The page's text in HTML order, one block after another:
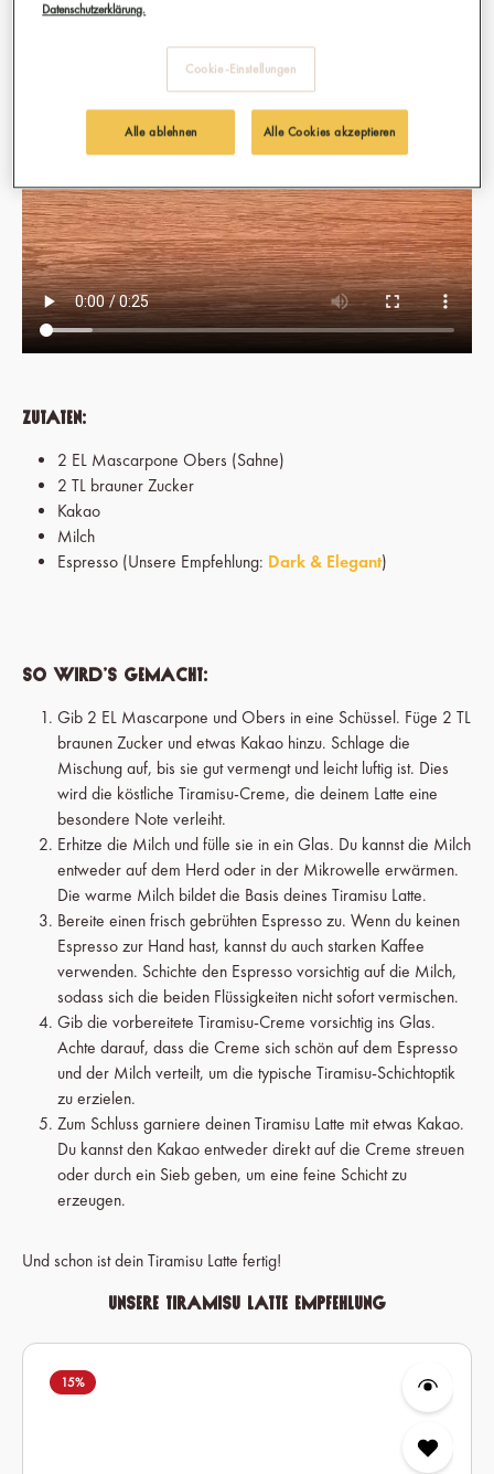
Zutaten:
2 EL Mascarpone Obers (Sahne)
2 TL brauner Zucker
Kakao
Milch
Espresso (Unsere Empfehlung: Dark & Elegant)
So wird’s gemacht:
Gib 2 EL Mascarpone und Obers in eine Schüssel. Füge 2 TL
braunen Zucker und etwas Kakao hinzu. Schlage die
Mischung auf, bis sie gut vermengt und leicht luftig ist. Dies
wird die köstliche Tiramisu-Creme, die deinem Latte eine
besondere Note verleiht.
Erhitze die Milch und fülle sie in ein Glas. Du kannst die Milch
entweder auf dem Herd oder in der Mikrowelle erwärmen.
Die warme Milch bildet die Basis deines Tiramisu Latte.
Bereite einen frisch gebrühten Espresso zu. Wenn du keinen
Espresso zur Hand hast, kannst du auch starken Kaffee
verwenden. Schichte den Espresso vorsichtig auf die Milch,
sodass sich die beiden Flüssigkeiten nicht sofort vermischen.
Gib die vorbereitete Tiramisu-Creme vorsichtig ins Glas.
Achte darauf, dass die Creme sich schön auf dem Espresso
und der Milch verteilt, um die typische Tiramisu-Schichtoptik
zu erzielen.
Zum Schluss garniere deinen Tiramisu Latte mit etwas Kakao.
Du kannst den Kakao entweder direkt auf die Creme streuen
oder durch ein Sieb geben, um eine feine Schicht zu
erzeugen.
Und schon ist dein Tiramisu Latte fertig!
Unsere Tiramisu Latte Empfehlung
Produktgalerie überspringen
15%
Datenschutzerklärung.
Cookie-Einstellungen
Alle ablehnen Alle Cookies akzeptieren